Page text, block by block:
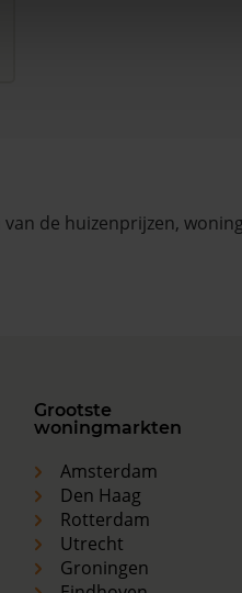
de huizenprijzen,
Grootste
woningmarkten
Amsterdam
Den Haag
Rotterdam
Utrecht
Groningen